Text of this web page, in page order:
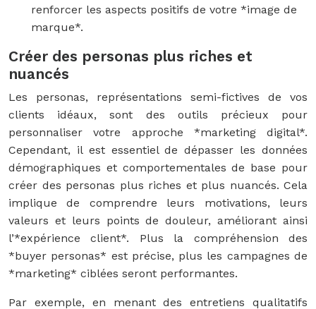
renforcer les aspects positifs de votre *image de
marque*.
Créer des personas plus riches et
nuancés
Les personas, représentations semi-fictives de vos
clients idéaux, sont des outils précieux pour
personnaliser votre approche *marketing digital*.
Cependant, il est essentiel de dépasser les données
démographiques et comportementales de base pour
créer des personas plus riches et plus nuancés. Cela
implique de comprendre leurs motivations, leurs
valeurs et leurs points de douleur, améliorant ainsi
l’*expérience client*. Plus la compréhension des
*buyer personas* est précise, plus les campagnes de
*marketing* ciblées seront performantes.
Par exemple, en menant des entretiens qualitatifs